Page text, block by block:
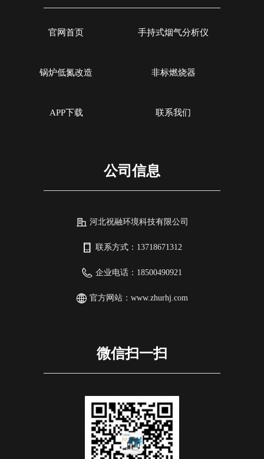
析仪来这里，并且为工厂解决这方面问
官网首页 手持式烟气分析仪
APP下载
非标燃烧器
锅炉低氮改造
联系我们
河北祝融环境科技有限公司
联系方式： 13718671312
企业电话： 18500490921
官方网站： www.zhurhj.com
公司信息
微信扫一扫